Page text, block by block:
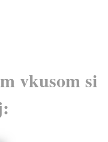
vkusom si